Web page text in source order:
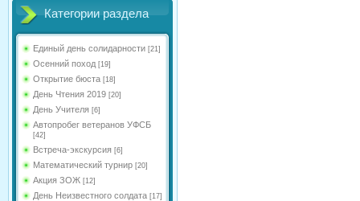
Категории раздела
Единый день солидарности [21]
Осенний поход [19]
Открытие бюста [18]
День Чтения 2019 [20]
День Учителя [6]
Автопробег ветеранов УФСБ
[42]
Встреча-экскурсия [6]
Математический турнир [20]
Акция ЗОЖ [12]
День Неизвестного солдата [17]